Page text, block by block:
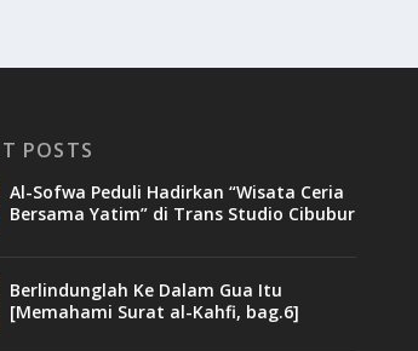
POSTS
Al-Sofwa Peduli Hadirkan “Wisata Ceria
Bersama Yatim” di Trans Studio Cibubur
Berlindunglah Ke Dalam Gua Itu
[Memahami Surat al-Kahfi, bag.6]